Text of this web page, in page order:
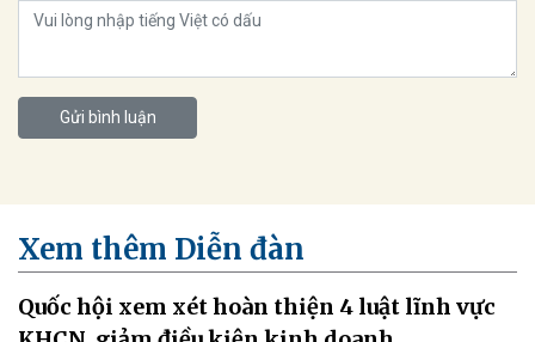
Gửi bình luận
Xem thêm Diễn đàn
Quốc hội xem xét hoàn thiện 4 luật lĩnh vực